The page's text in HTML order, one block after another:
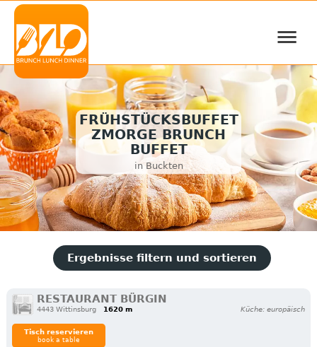
≡
FRÜHSTÜCKSBUFFET
ZMORGE BRUNCH
BUFFET
in Buckten
Ergebnisse filtern und sortieren
RESTAURANT BÜRGIN
4443 Wittinsburg 1620 m Küche: europäisch
Tisch reservieren
book a table